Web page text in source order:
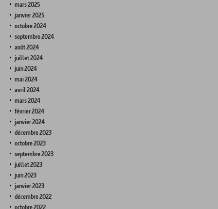
mars 2025
janvier 2025
octobre 2024
septembre 2024
août 2024
juillet 2024
juin 2024
mai 2024
avril 2024
mars 2024
février 2024
janvier 2024
décembre 2023
octobre 2023
septembre 2023
juillet 2023
juin 2023
janvier 2023
décembre 2022